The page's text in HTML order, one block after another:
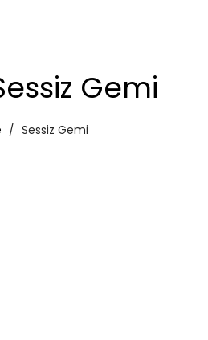
Gemi
Sessiz Gemi